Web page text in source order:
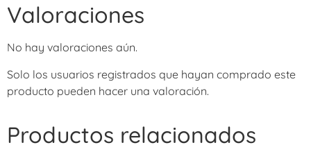
Valoraciones
No hay valoraciones aún.
Solo los usuarios registrados que hayan comprado este
producto pueden hacer una valoración.
Productos relacionados